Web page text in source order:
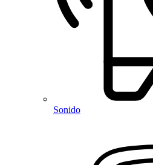
Sonido